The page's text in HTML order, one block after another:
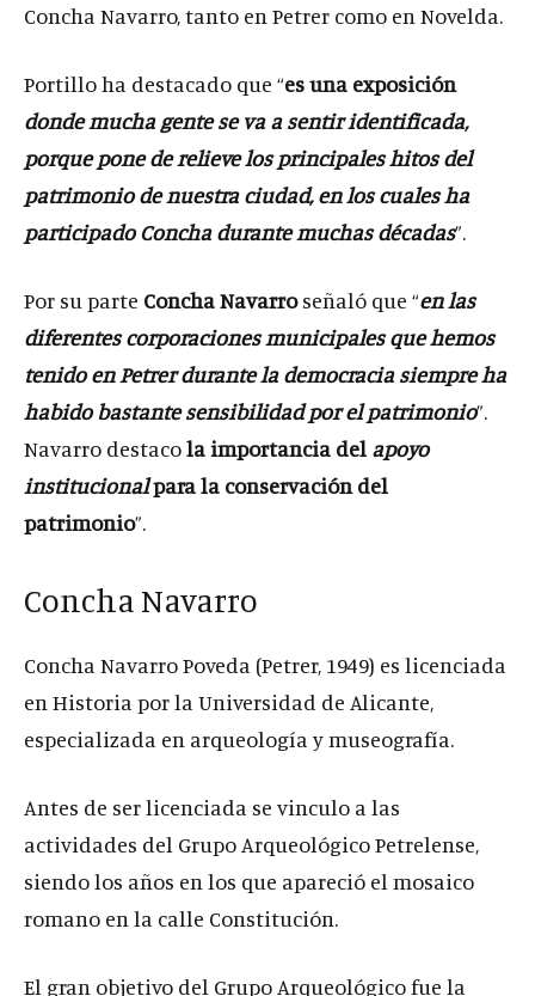
Concha Navarro, tanto en Petrer como en Novelda.
Portillo ha destacado que “es una exposición
donde mucha gente se va a sentir identificada,
porque pone de relieve los principales hitos del
patrimonio de nuestra ciudad, en los cuales ha
participado Concha durante muchas décadas”.
Por su parte Concha Navarroseñaló que “en las
diferentes corporaciones municipales que hemos
tenido en Petrer durante la democracia siempre ha
habido bastante sensibilidad por el patrimonio”.
Navarro destacola importancia del apoyo
institucionalpara la conservación del
patrimonio”.
Concha Navarro
Concha Navarro Poveda (Petrer, 1949) es licenciada
en Historia por la Universidad de Alicante,
especializada en arqueología y museografía.
Antes de ser licenciada se vinculo a las
actividades del Grupo Arqueológico Petrelense,
siendo los años en los que apareció el mosaico
romano en la calle Constitución.
El gran objetivo del Grupo Arqueológico fue la